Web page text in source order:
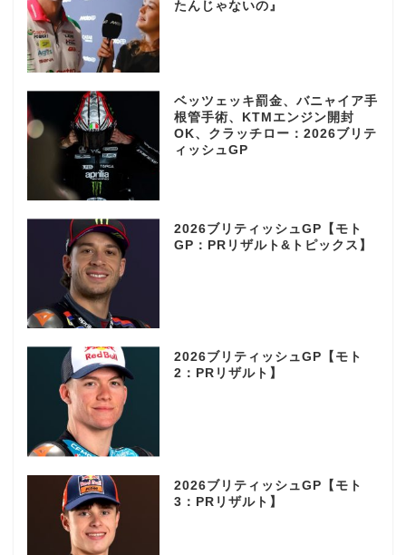
たんじゃないの』
ベッツェッキ罰金、バニャイア手
根管手術、KTMエンジン開封
OK、クラッチロー：2026ブリテ
ィッシュGP
2026ブリティッシュGP【モト
GP：PRリザルト&トピックス】
2026ブリティッシュGP【モト
2：PRリザルト】
2026ブリティッシュGP【モト
3：PRリザルト】